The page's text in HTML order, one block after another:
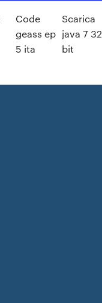
Code
geass ep
5 ita
Scarica
java 7 32
bit